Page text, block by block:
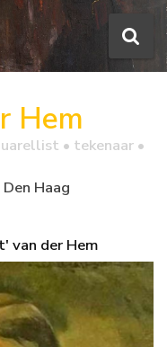
Hem
• tekenaar •
Haag
van der Hem